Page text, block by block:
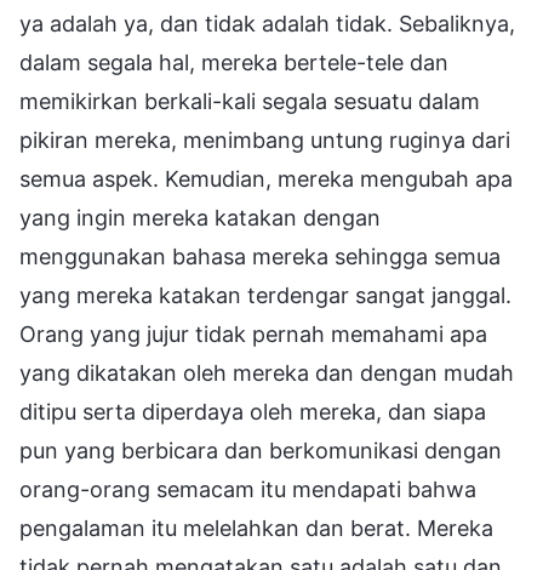
ya adalah ya, dan tidak adalah tidak. Sebaliknya,
dalam segala hal, mereka bertele-tele dan
memikirkan berkali-kali segala sesuatu dalam
pikiran mereka, menimbang untung ruginya dari
semua aspek. Kemudian, mereka mengubah apa
yang ingin mereka katakan dengan
menggunakan bahasa mereka sehingga semua
yang mereka katakan terdengar sangat janggal.
Orang yang jujur tidak pernah memahami apa
yang dikatakan oleh mereka dan dengan mudah
ditipu serta diperdaya oleh mereka, dan siapa
pun yang berbicara dan berkomunikasi dengan
orang-orang semacam itu mendapati bahwa
pengalaman itu melelahkan dan berat. Mereka